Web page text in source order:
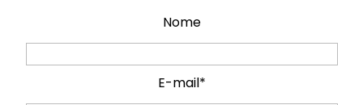
Nome
E-mail*